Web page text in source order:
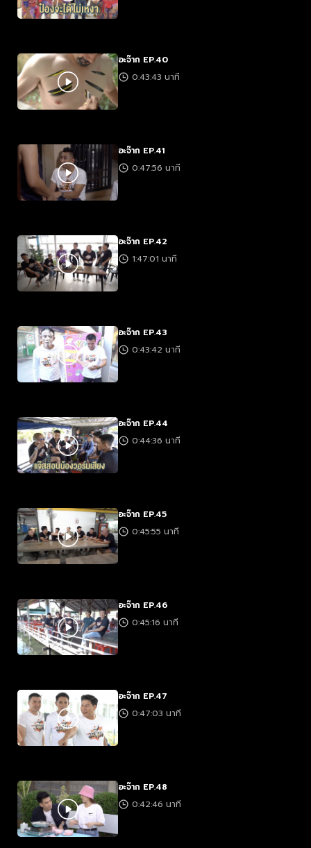
อะจ๊าก EP.40
0:43:43 นาที
อะจ๊าก EP.41
0:47:56 นาที
อะจ๊าก EP.42
1:47:01 นาที
อะจ๊าก EP.43
0:43:42 นาที
อะจ๊าก EP.44
0:44:36 นาที
อะจ๊าก EP.45
0:45:55 นาที
อะจ๊าก EP.46
0:45:16 นาที
อะจ๊าก EP.47
0:47:03 นาที
อะจ๊าก EP.48
0:42:46 นาที